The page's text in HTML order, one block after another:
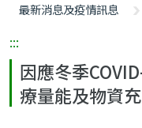
最新消息及疫情訊息
:::
因應冬季
療量能及物資